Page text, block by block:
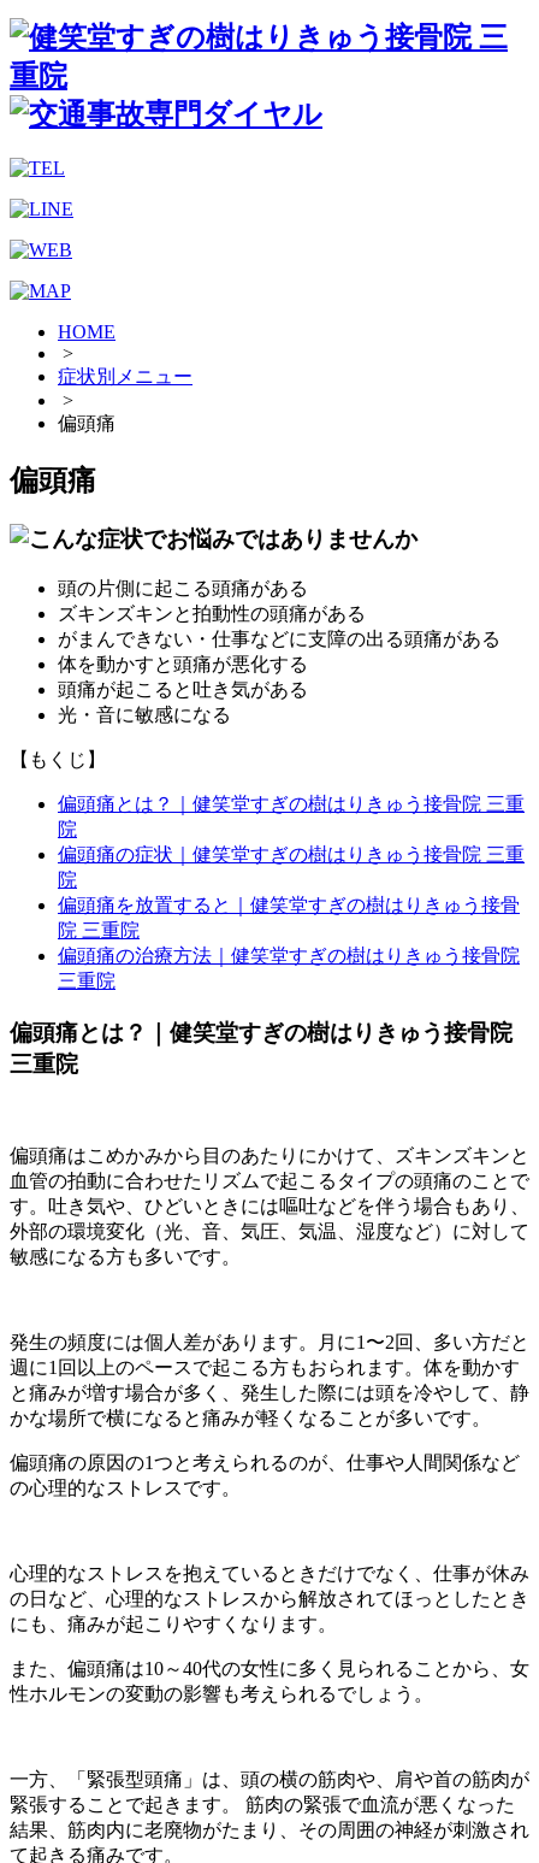
HOME
>
症状別メニュー
>
偏頭痛
偏頭痛
頭の片側に起こる頭痛がある
ズキンズキンと拍動性の頭痛がある
がまんできない・仕事などに支障の出る頭痛がある
体を動かすと頭痛が悪化する
頭痛が起こると吐き気がある
光・音に敏感になる
【もくじ】
偏頭痛とは？｜健笑堂すぎの樹はりきゅう接骨院 三重
院
偏頭痛の症状｜健笑堂すぎの樹はりきゅう接骨院 三重
院
偏頭痛を放置すると｜健笑堂すぎの樹はりきゅう接骨
院 三重院
偏頭痛の治療方法｜健笑堂すぎの樹はりきゅう接骨院
三重院
偏頭痛とは？｜健笑堂すぎの樹はりきゅう接骨院
三重院
偏頭痛はこめかみから目のあたりにかけて、ズキンズキンと
血管の拍動に合わせたリズムで起こるタイプの頭痛のことで
す。吐き気や、ひどいときには嘔吐などを伴う場合もあり、
外部の環境変化（光、音、気圧、気温、湿度など）に対して
敏感になる方も多いです。
発生の頻度には個人差があります。月に1〜2回、多い方だと
週に1回以上のペースで起こる方もおられます。体を動かす
と痛みが増す場合が多く、発生した際には頭を冷やして、静
かな場所で横になると痛みが軽くなることが多いです。
偏頭痛の原因の1つと考えられるのが、仕事や人間関係など
の心理的なストレスです。
心理的なストレスを抱えているときだけでなく、仕事が休み
の日など、心理的なストレスから解放されてほっとしたとき
にも、痛みが起こりやすくなります。
また、偏頭痛は10～40代の女性に多く見られることから、女
性ホルモンの変動の影響も考えられるでしょう。
一方、「緊張型頭痛」は、頭の横の筋肉や、肩や首の筋肉が
緊張することで起きます。 筋肉の緊張で血流が悪くなった
結果、筋肉内に老廃物がたまり、その周囲の神経が刺激され
て起きる痛みです。